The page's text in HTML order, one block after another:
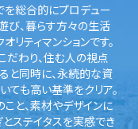
を総合的にプロデュー
び、暮らす方々の生活
リティマンションです。
わり、住む人の視点
と同時に、永続的な資
ても高い基準をクリア。
と、素材やデザインに
ステイタスを実感でき